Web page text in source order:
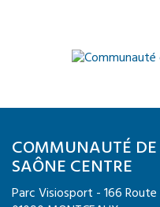
COMMUNAUTÉ
SAÔNE CENTRE
Parc Visiosport - 166 Route